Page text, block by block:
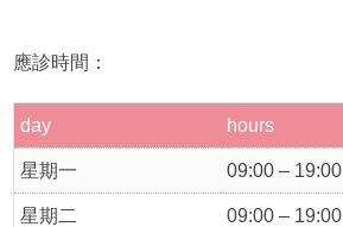
應診時間：
day hours
星期一 09:00 – 19:00
星期二 09:00 – 19:00